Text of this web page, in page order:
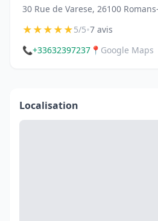
30 Rue de Varese, 26100
★★★★★5/5•7 avis
📞+33632397237 📍 Google Maps
Localisation